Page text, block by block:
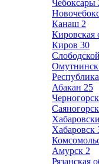
Чебоксары
Канаш 2
Кировская
Киров 30
Слободской
Омутнинск
Абакан 25
Черногорск
Саяногорск
Хабаровск
Амурск 2
Рязанская